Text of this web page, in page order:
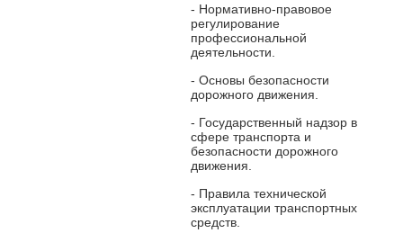
- Нормативно-правовое
регулирование
профессиональной
деятельности.
- Основы безопасности
дорожного движения.
- Государственный надзор в
сфере транспорта и
безопасности дорожного
движения.
- Правила технической
эксплуатации транспортных
средств.